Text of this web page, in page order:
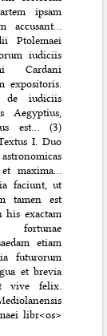
ipsam
accusant…
Ptolemaei
iudiciis
Cardani
expositoris.
de iudiciis
Aegyptius,
est… (3)
I. Duo
maxima…
faciunt, ut
tamen est
his exactam
fortunae
etiam
futurorum
et brevia
vive felix.
libr<os>